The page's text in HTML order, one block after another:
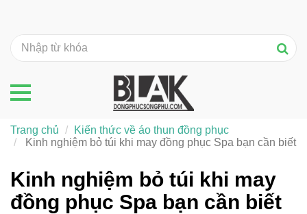
Kinh nghiệm bỏ túi khi may
đồng phục Spa bạn cần biết
Trang chủ
Kiến thức về áo thun đồng phục
Kinh nghiệm bỏ túi khi may đồng phục Spa bạn cần biết